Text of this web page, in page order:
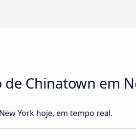
Chinatown em
York hoje, em tempo real.